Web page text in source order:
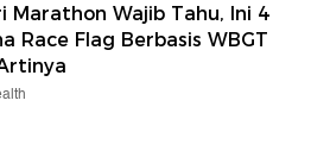
Marathon Wajib Tahu, Ini 4
Race Flag Berbasis WBGT